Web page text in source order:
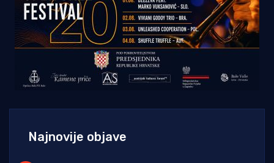
Najnovije objave